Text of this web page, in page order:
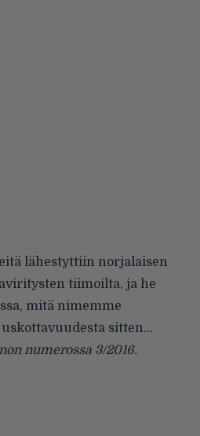
lähestyttiin norjalaisen
tiimoilta, ja he
mitä nimemme
sitten…
numerossa 3/2016.